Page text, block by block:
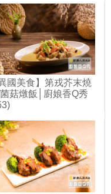
異國美食】第戎芥末燒
菇燉飯│廚娘香Q秀